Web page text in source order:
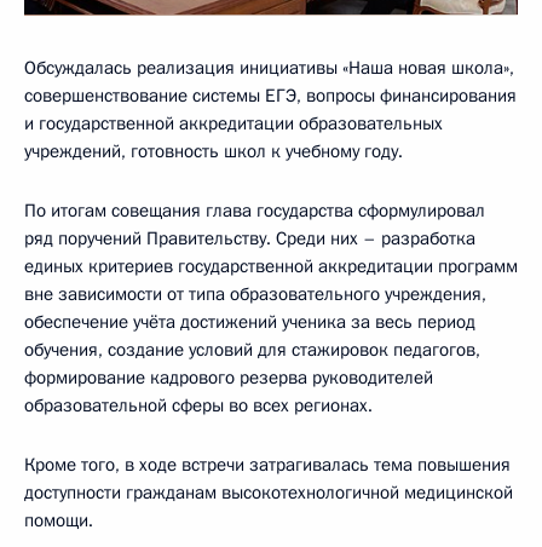
Обсуждалась реализация инициативы «Наша новая школа»,
совершенствование системы ЕГЭ, вопросы финансирования
и государственной аккредитации образовательных
учреждений, готовность школ к учебному году.
По итогам совещания глава государства сформулировал
ряд поручений Правительству. Среди них – разработка
единых критериев государственной аккредитации программ
вне зависимости от типа образовательного учреждения,
обеспечение учёта достижений ученика за весь период
обучения, создание условий для стажировок педагогов,
формирование кадрового резерва руководителей
образовательной сферы во всех регионах.
Кроме того, в ходе встречи затрагивалась тема повышения
доступности гражданам высокотехнологичной медицинской
помощи.